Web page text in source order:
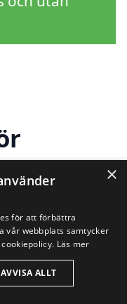
är ett
energi
×
för att förbättra
vår webbplats samtycker
Läs mer
AVVISA ALLT